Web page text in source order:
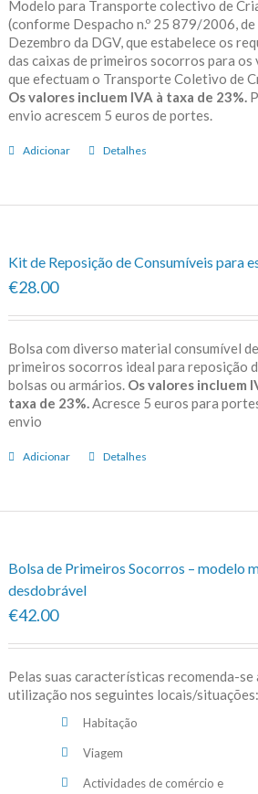
Modelo para Transporte colectivo de
(conforme Despacho n.º 25 879/2006, de
Dezembro da DGV, que estabelece os
das caixas de primeiros socorros para os
que efectuam o Transporte Coletivo de
Os valores incluem IVA à taxa de 23%.
envio acrescem 5 euros de portes.
Adicionar Detalhes
Kit de Reposição de Consumíveis para
€28.00
Bolsa com diverso material consumível de
primeiros socorros ideal para reposição
bolsas ou armários. Os valores incluem
taxa de 23%. Acresce 5 euros para
envio
Adicionar Detalhes
Bolsa de Primeiros Socorros – modelo
desdobrável
€42.00
Pelas suas características recomenda-se
utilização nos seguintes locais/situações:
Habitação
Viagem
Actividades de comércio e